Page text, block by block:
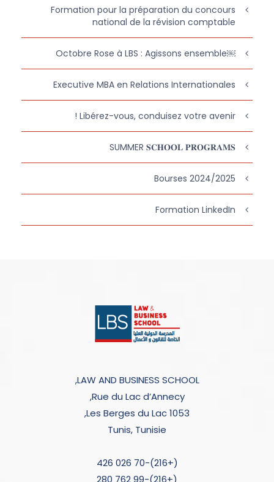
Formation pour la préparation du concours
national de la révision comptable
￼Octobre Rose à LBS : Agissons ensemble
Executive MBA en Relations Internationales
Libérez-vous, conduisez votre avenir !
SUMMER 𝐒𝐂𝐇𝐎𝐎𝐋 𝐏𝐑𝐎𝐆𝐑𝐀𝐌𝐒
Bourses 2024/2025
Formation LinkedIn
LAW AND BUSINESS SCHOOL,
Rue du Lac d’Annecy,
Les Berges du Lac 1053,
Tunis, Tunisie
(+216)-70 026 426